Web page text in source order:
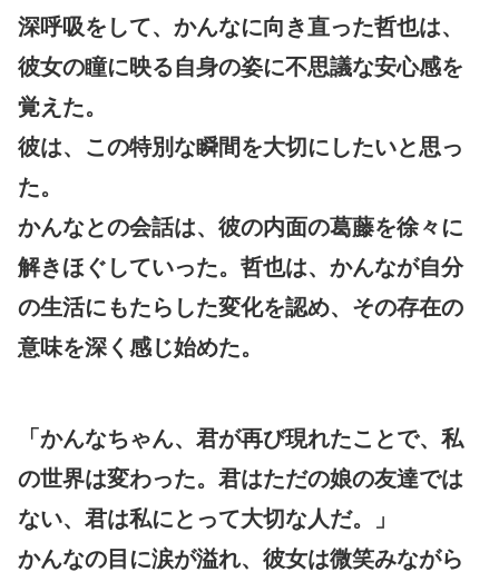
深呼吸をして、かんなに向き直った哲也は、
彼女の瞳に映る自身の姿に不思議な安心感を
覚えた。
彼は、この特別な瞬間を大切にしたいと思っ
た。
かんなとの会話は、彼の内面の葛藤を徐々に
解きほぐしていった。哲也は、かんなが自分
の生活にもたらした変化を認め、その存在の
意味を深く感じ始めた。
「かんなちゃん、君が再び現れたことで、私
の世界は変わった。君はただの娘の友達では
ない、君は私にとって大切な人だ。」
かんなの目に涙が溢れ、彼女は微笑みながら